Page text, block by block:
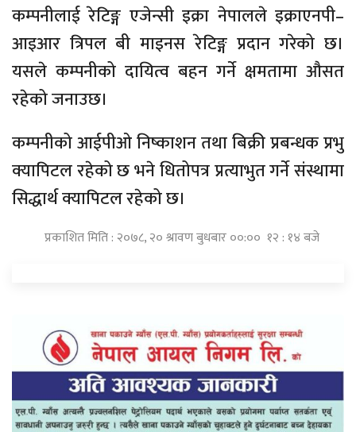
कम्पनीलाई रेटिङ्ग एजेन्सी इक्रा नेपालले इक्राएनपी–
आइआर त्रिपल बी माइनस रेटिङ्ग प्रदान गरेको छ।
यसले कम्पनीको दायित्व बहन गर्ने क्षमतामा औसत
रहेको जनाउछ।
कम्पनीको आईपीओ निष्काशन तथा बिक्री प्रबन्धक प्रभु
क्यापिटल रहेको छ भने धितोपत्र प्रत्याभुत गर्ने संस्थामा
सिद्धार्थ क्यापिटल रहेको छ।
प्रकाशित मिति : २०७८, २० श्रावण बुधबार ००:०० १२ : १४ बजे